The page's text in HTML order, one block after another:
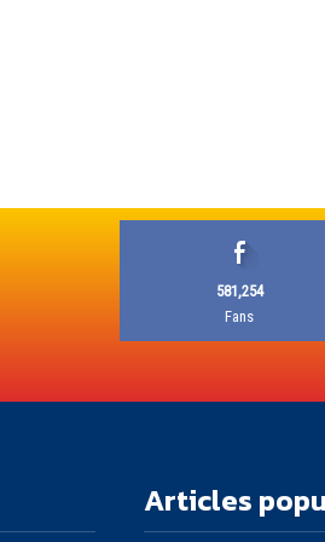
581,254
Fans
Articles